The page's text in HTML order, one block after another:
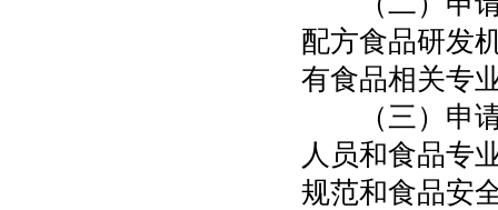
配方食品研发
有食品相关专
（三）申请
人员和食品专
规范和食品安